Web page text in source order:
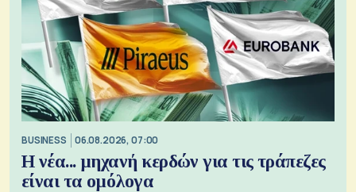
BUSINESS 06.08.2026, 07:00
Η νέα... μηχανή κερδών για τις τράπεζες
είναι τα ομόλογα